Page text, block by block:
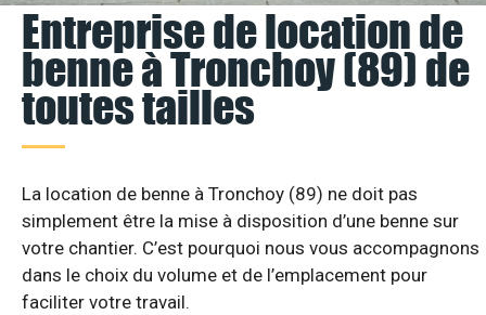
Entreprise de location de
benne à Tronchoy (89) de
toutes tailles
La location de benne à Tronchoy (89) ne doit pas
simplement être la mise à disposition d’une benne sur
votre chantier. C’est pourquoi nous vous accompagnons
dans le choix du volume et de l’emplacement pour
faciliter votre travail.